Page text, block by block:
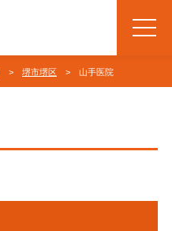
> 堺市堺区 > 山手医院